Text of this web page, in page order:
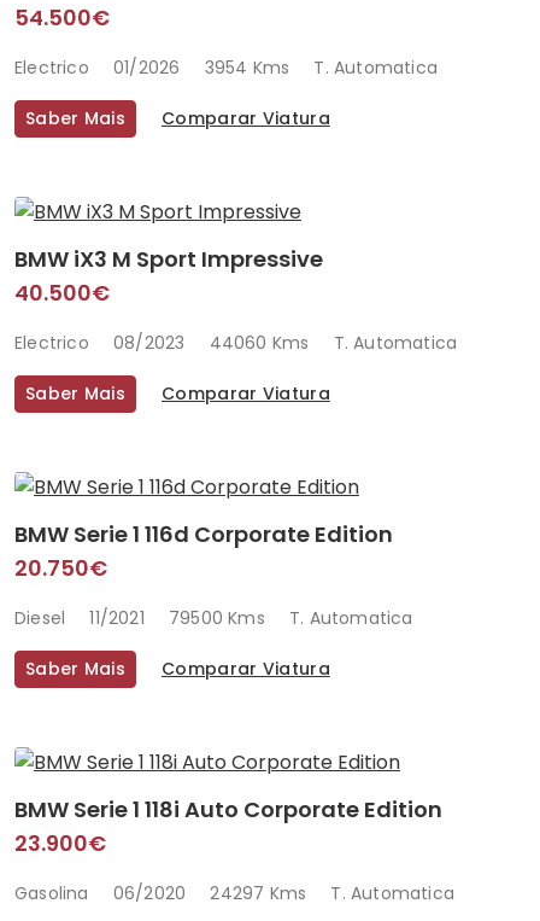
54.500€
Electrico 01/2026 3954 Kms T. Automatica
Saber Mais Comparar Viatura
BMW iX3 M Sport Impressive
40.500€
Electrico 08/2023 44060 Kms T. Automatica
Saber Mais Comparar Viatura
BMW Serie 1 116d Corporate Edition
20.750€
Diesel 11/2021 79500 Kms T. Automatica
Saber Mais Comparar Viatura
BMW Serie 1 118i Auto Corporate Edition
23.900€
Gasolina 06/2020 24297 Kms T. Automatica